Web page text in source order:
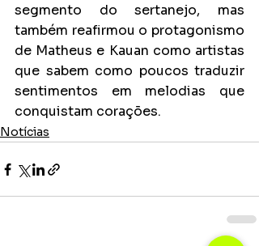
segmento do sertanejo, mas
também reafirmou o protagonismo
de Matheus e Kauan como artistas
que sabem como poucos traduzir
sentimentos em melodias que
conquistam corações.
Notícias